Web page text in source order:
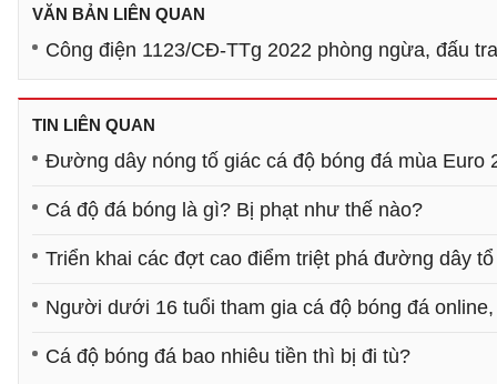
VĂN BẢN LIÊN QUAN
Công điện 1123/CĐ-TTg 2022 phòng ngừa, đấu
TIN LIÊN QUAN
Đường dây nóng tố giác cá độ bóng đá mùa Euro
Cá độ đá bóng là gì? Bị phạt như thế nào?
Triển khai các đợt cao điểm triệt phá đường dây
Người dưới 16 tuổi tham gia cá độ bóng đá
Cá độ bóng đá bao nhiêu tiền thì bị đi tù?